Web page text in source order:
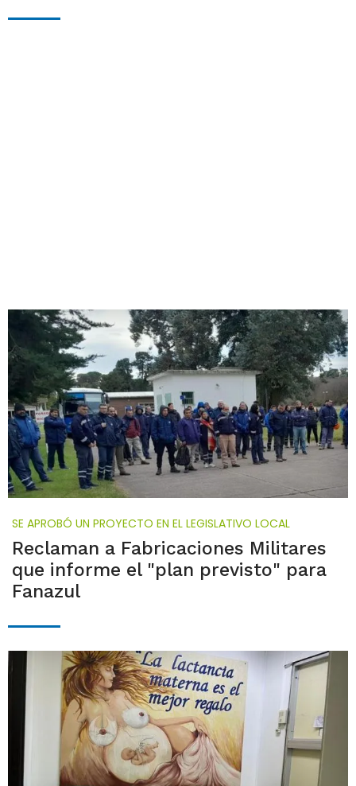
SE APROBÓ UN PROYECTO EN EL LEGISLATIVO LOCAL
Reclaman a Fabricaciones Militares
que informe el "plan previsto" para
Fanazul